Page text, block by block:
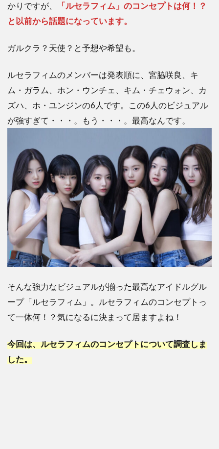
かりですが、
「ルセラフィム」のコンセプトは何！？
と以前から話題になっています。
ガルクラ？天使？と予想や希望も。
ルセラフィムのメンバーは発表順に、宮脇咲良、キ
ム・ガラム、ホン・ウンチェ、キム・チェウォン、カ
ズハ、ホ・ユンジンの6人です。この6人のビジュアル
が強すぎて・・・。もう・・・。最高なんです。
そんな強力なビジュアルが揃った最高なアイドルグル
ープ「ルセラフィム」。ルセラフィムのコンセプトっ
て一体何！？気になるに決まって居ますよね！
今回は、ルセラフィムのコンセプトについて調査しま
した。